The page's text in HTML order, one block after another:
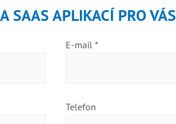
SAAS APLIKACÍ PRO VÁS
E-mail *
Telefon